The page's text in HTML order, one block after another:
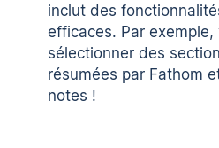
inclut des
efficaces. Par exemple,
sélectionner des
résumées par Fathom
notes !